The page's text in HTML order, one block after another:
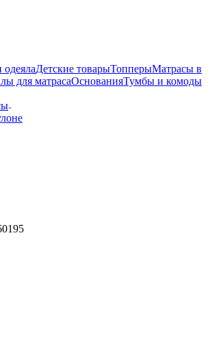
Детские товарыТопперыМатрасы в
для матрасаОснованияТумбы и комоды